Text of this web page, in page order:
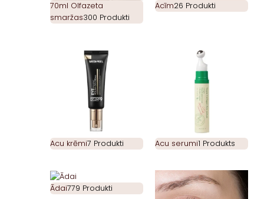
70ml Olfazeta
smaržas300 Produkti
Acīm26 Produkti
Acu krēmi7 Produkti Acu serumi1 Produkts
Ādai779 Produkti